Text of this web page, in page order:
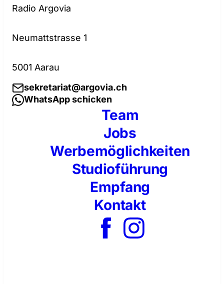
Radio Argovia
Neumattstrasse 1
5001 Aarau
sekretariat@argovia.ch
WhatsApp schicken
Team
Jobs
Werbemöglichkeiten
Studioführung
Empfang
Kontakt